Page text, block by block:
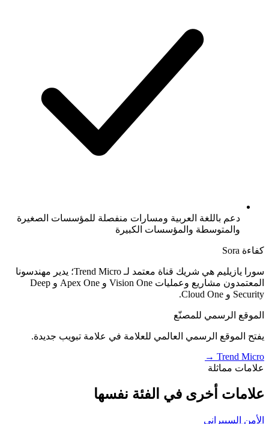
دعم باللغة العربية ومسارات منفصلة للمؤسسات الصغيرة
والمتوسطة والمؤسسات الكبيرة
كفاءة Sora
سورا يازيليم هي شريك قناة معتمد لـ Trend Micro؛ يدير مهندسونا
المعتمدون مشاريع وعمليات Vision One و Apex One و Deep
Security و Cloud One.
الموقع الرسمي للمصنّع
يفتح الموقع الرسمي العالمي للعلامة في علامة تبويب جديدة.
Trend Micro
→
علامات مماثلة
علامات أخرى في الفئة نفسها
الأمن السيبراني